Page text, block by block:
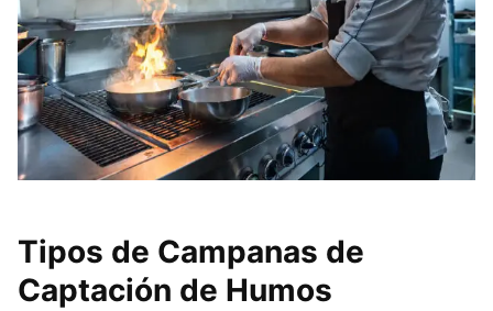
Tipos de Campanas de
Captación de Humos